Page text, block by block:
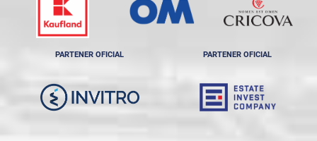
PARTENER OFICIAL PARTENER OFICIAL